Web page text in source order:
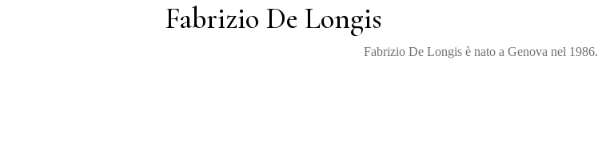
Fabrizio De Longis
Fabrizio De Longis è nato a Genova nel 1986.